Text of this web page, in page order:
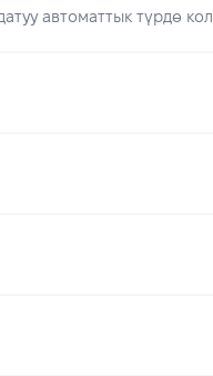
Ар бир
автоматтык түрдө